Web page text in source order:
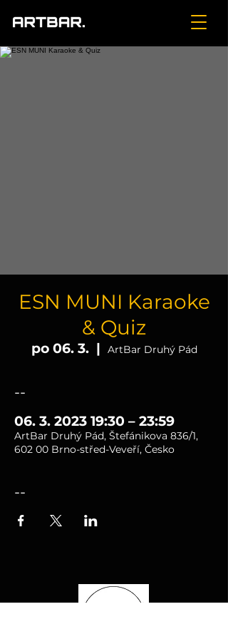
ESN MUNI Karaoke
& Quiz
po 06. 3.
  |
ArtBar Druhý Pád
--
06. 3. 2023 19:30 – 23:59
ArtBar Druhý Pád, Štefánikova 836/1,
602 00 Brno-střed-Veveří, Česko
--